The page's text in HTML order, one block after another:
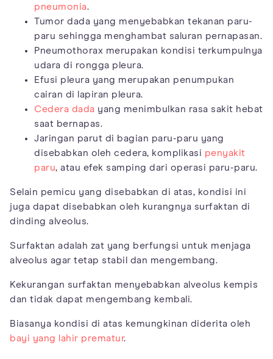
pneumonia.
Tumor dada yang menyebabkan tekanan paru-
paru sehingga menghambat saluran pernapasan.
Pneumothorax merupakan kondisi terkumpulnya
udara di rongga pleura.
Efusi pleura yang merupakan penumpukan
cairan di lapiran pleura.
Cedera dada yang menimbulkan rasa sakit hebat
saat bernapas.
Jaringan parut di bagian paru-paru yang
disebabkan oleh cedera, komplikasi penyakit
paru, atau efek samping dari operasi paru-paru.
Selain pemicu yang disebabkan di atas, kondisi ini
juga dapat disebabkan oleh kurangnya surfaktan di
dinding alveolus.
Surfaktan adalah zat yang berfungsi untuk menjaga
alveolus agar tetap stabil dan mengembang.
Kekurangan surfaktan menyebabkan alveolus kempis
dan tidak dapat mengembang kembali.
Biasanya kondisi di atas kemungkinan diderita oleh
bayi yang lahir prematur.